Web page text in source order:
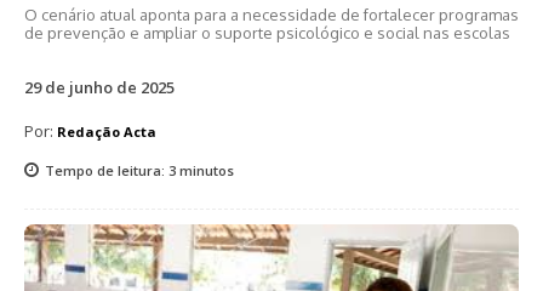
O cenário atual aponta para a necessidade de fortalecer programas
de prevenção e ampliar o suporte psicológico e social nas escolas
29 de junho de 2025
Por: Redação Acta
Tempo de leitura: 3 minutos